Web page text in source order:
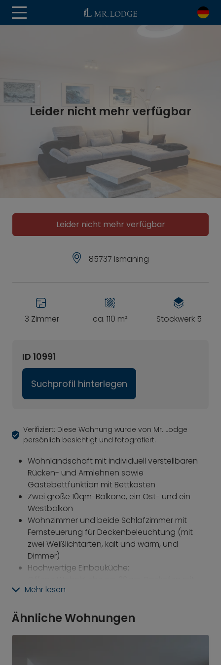
Leider nicht mehr verfügbar
Leider nicht mehr verfügbar
85737 Ismaning
3 Zimmer ca. 110 m² Stockwerk 5
ID 10991
Suchprofil hinterlegen
Verifiziert: Diese Wohnung wurde von Mr. Lodge
persönlich besichtigt und fotografiert.
Wohnlandschaft mit individuell verstellbaren
Rücken- und Armlehnen sowie
Gästebettfunktion mit Bettkasten
Zwei große 10qm-Balkone, ein Ost- und ein
Westbalkon
Wohnzimmer und beide Schlafzimmer mit
Fernsteuerung für Deckenbeleuchtung (mit
zwei Weißlichtarten, kalt und warm, und
Dimmer)
Hochwertige Einbauküche:
Dampfgarfunktion, riesiger Kühlschrank mit Bio
(Liebherr), Nespresso-Kaffeemaschine,
Granitarbeitsflächen und Granitspritzschutz
Mehr lesen
Ähnliche Wohnungen